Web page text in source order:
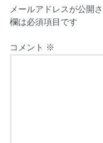
メールアドレスが公開
欄は必須項目です
コメント ※